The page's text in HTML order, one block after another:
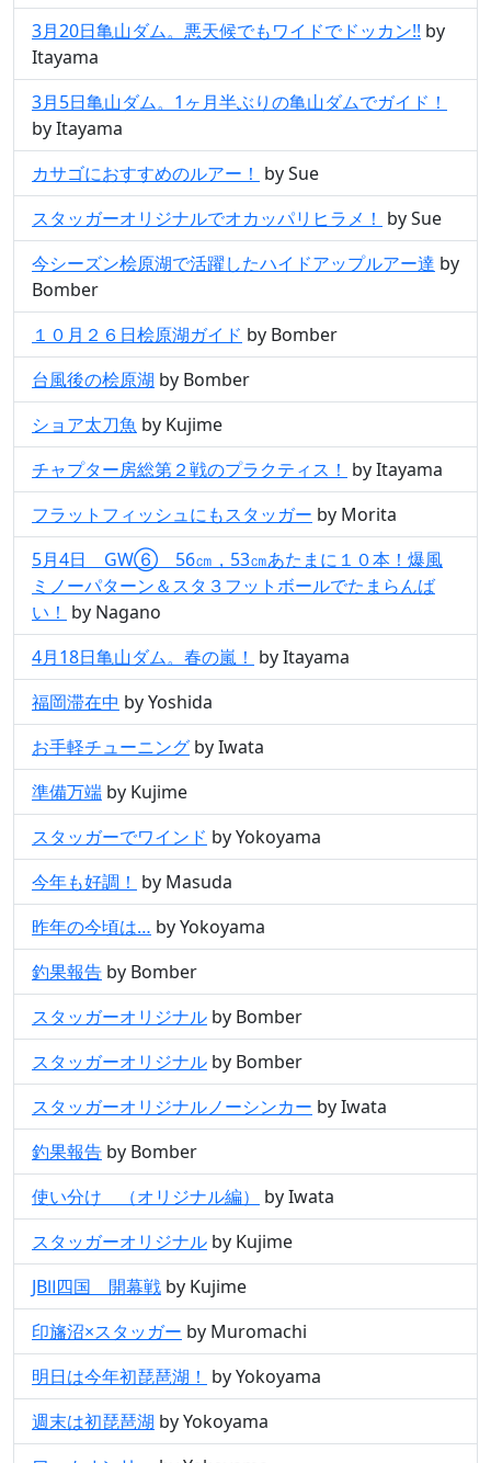
3月20日亀山ダム。悪天候でもワイドでドッカン!! by
Itayama
3月5日亀山ダム。1ヶ月半ぶりの亀山ダムでガイド！
by Itayama
カサゴにおすすめのルアー！ by Sue
スタッガーオリジナルでオカッパリヒラメ！ by Sue
今シーズン桧原湖で活躍したハイドアップルアー達 by
Bomber
１０月２６日桧原湖ガイド by Bomber
台風後の桧原湖 by Bomber
ショア太刀魚 by Kujime
チャプター房総第２戦のプラクティス！ by Itayama
フラットフィッシュにもスタッガー by Morita
5月4日 GW⑥ 56㎝，53㎝あたまに１０本！爆風
ミノーパターン＆スタ３フットボールでたまらんば
い！ by Nagano
4月18日亀山ダム。春の嵐！ by Itayama
福岡滞在中 by Yoshida
お手軽チューニング by Iwata
準備万端 by Kujime
スタッガーでワインド by Yokoyama
今年も好調！ by Masuda
昨年の今頃は… by Yokoyama
釣果報告 by Bomber
スタッガーオリジナル by Bomber
スタッガーオリジナル by Bomber
スタッガーオリジナルノーシンカー by Iwata
釣果報告 by Bomber
使い分け （オリジナル編）
by Iwata
スタッガーオリジナル by Kujime
JBⅡ四国 開幕戦 by Kujime
印旛沼×スタッガー by Muromachi
明日は今年初琵琶湖！ by Yokoyama
週末は初琵琶湖 by Yokoyama